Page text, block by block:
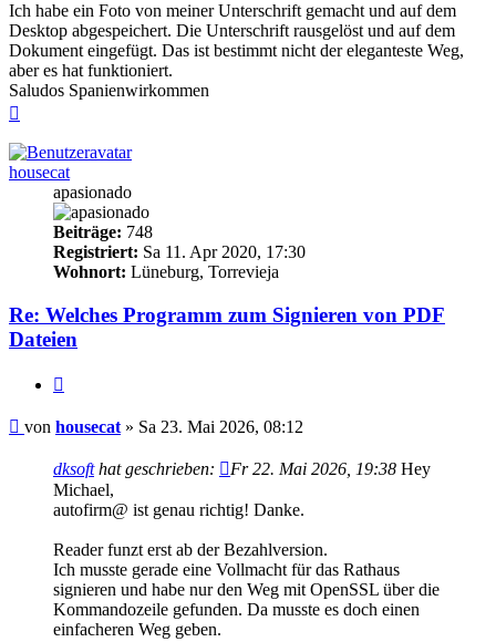
Ich habe ein Foto von meiner Unterschrift gemacht und auf dem
Desktop abgespeichert. Die Unterschrift rausgelöst und auf dem
Dokument eingefügt. Das ist bestimmt nicht der eleganteste Weg,
aber es hat funktioniert.
Saludos Spanienwirkommen
housecat
apasionado
Beiträge: 748
Registriert: Sa 11. Apr 2020, 17:30
Wohnort: Lüneburg, Torrevieja
Re: Welches Programm zum Signieren von PDF
Dateien
Beitrag
von housecat» Sa 23. Mai 2026, 08:12
dksofthat geschrieben: Fr 22. Mai 2026, 19:38 Hey
Michael,
autofirm@ ist genau richtig! Danke.
Reader funzt erst ab der Bezahlversion.
Ich musste gerade eine Vollmacht für das Rathaus
signieren und habe nur den Weg mit OpenSSL über die
Kommandozeile gefunden. Da musste es doch einen
einfacheren Weg geben.